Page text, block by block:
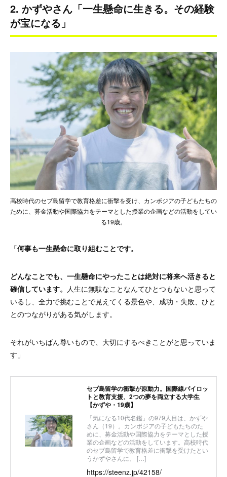
2. かずやさん「一生懸命に生きる。その経験
が宝になる」
高校時代のセブ島留学で教育格差に衝撃を受け、カンボジアの子どもたちの
ために、募金活動や国際協力をテーマとした授業の企画などの活動をしてい
る19歳。
「何事も一生懸命に取り組むことです。
どんなことでも、一生懸命にやったことは絶対に将来へ活きると
確信しています。 人生に無駄なことなんてひとつもないと思って
いるし、全力で挑むことで見えてくる景色や、成功・失敗、ひと
とのつながりがある気がします。
それがいちばん尊いもので、大切にするべきことがと思っていま
す」
セブ島留学の衝撃が原動力。国際線パイロッ
トと教育支援、2つの夢を両立する大学生
【かずや・19歳】
「気になる10代名鑑」の979人目は、かずや
さん（19）。カンボジアの子どもたちのた
めに、募金活動や国際協力をテーマとした授
業の企画などの活動をしています。高校時代
のセブ島留学で教育格差に衝撃を受けたとい
うかずやさんに、 […]
https://steenz.jp/42158/